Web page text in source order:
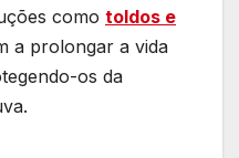
como toldos e
a prolongar a vida
os da